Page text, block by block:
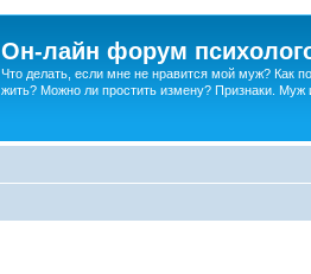
Он-лайн форум
Что делать, если мне не нравится мой муж? Как
жить? Можно ли простить измену? Признаки. Муж